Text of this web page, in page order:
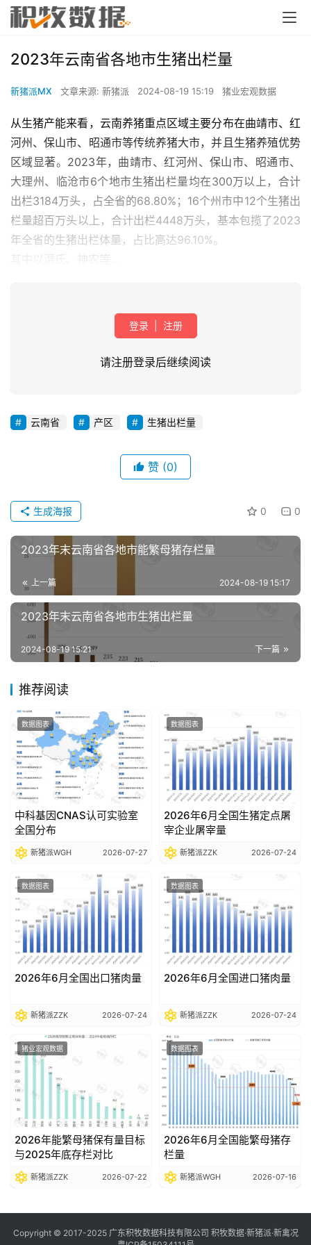
讯
闻
分
析
告
据
图
表
今
日
猪
价
2023年云南省各地市生猪出栏量
新猪派MX 文章来源: 新猪派 2024-08-19 15:19 猪业宏观数据
从生猪产能来看，云南养猪重点区域主要分布在曲靖市、红
河州、保山市、昭通市等传统养猪大市，并且生猪养殖优势
区域显著。2023年，曲靖市、红河州、保山市、昭通市、
大理州、临沧市6个地市生猪出栏量均在300万以上，合计
出栏3184万头，占全省的68.80%；16个州市中12个生猪出
栏量超百万头以上，合计出栏4448万头，基本包揽了2023
年全省的生猪出栏体量，占比高达96.10%。
其中以温氏、神农等...
登录 注册
请注册登录后继续阅读
云南省 产区 生猪出栏量
赞 (0)
0 0
生成海报
2023年末云南省各地市能繁母猪存栏量
上一篇 2024-08-19 15:17
2023年末云南省各地市生猪出栏量
下一篇
2024-08-19 15:21
推荐阅读
数据图表
中科基因CNAS认可实验室
全国分布
新猪派WGH 2026-07-27
数据图表
2026年6月全国生猪定点屠
宰企业屠宰量
新猪派ZZK 2026-07-24
数据图表
2026年6月全国出口猪肉量
新猪派ZZK 2026-07-24
数据图表
2026年6月全国进口猪肉量
新猪派ZZK 2026-07-24
猪业宏观数据
2026年能繁母猪保有量目标
与2025年底存栏对比
新猪派ZZK 2026-07-22
数据图表
2026年6月全国能繁母猪存
栏量
新猪派WGH 2026-07-16
Copyright © 2017-2025 广东积牧数据科技有限公司 积牧数据·新猪派·新禽况